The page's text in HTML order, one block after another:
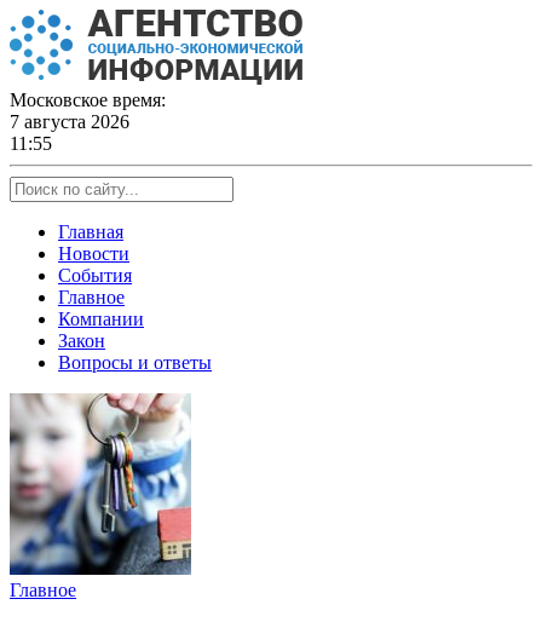
Skip
to
content
Московское время:
7 августа 2026
11:55
Главная
Новости
События
Главное
Компании
Закон
Вопросы и ответы
Главное